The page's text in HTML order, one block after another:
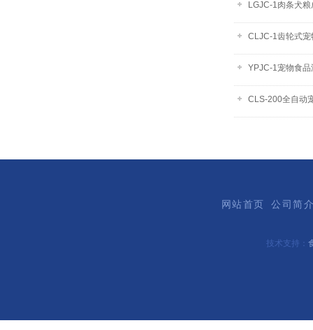
LGJC-1肉条犬
CLJC-1齿轮式宠
YPJC-1宠物食
CLS-200全自动
网站首页 公司简
技术支持：